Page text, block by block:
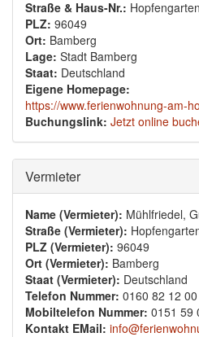
Straße & Haus-Nr.:
PLZ: 96049
Ort: Bamberg
Lage: Stadt Bamberg
Staat: Deutschland
Eigene Homepage:
https://www.ferienwohnung-am-
Buchungslink: Jetzt online
Ausblenden
Vermieter
Name (Vermieter): Mühlfriedel,
Straße (Vermieter):
PLZ (Vermieter): 96049
Ort (Vermieter): Bamberg
Staat (Vermieter): Deutschland
Telefon Nummer: 0160 82 12
Mobiltelefon Nummer: 0151 59
Kontakt EMail: